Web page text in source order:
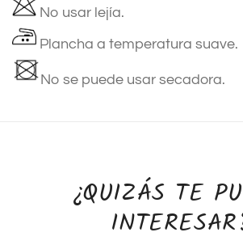
No usar lejía.
Plancha a temperatura suave.
No se puede usar secadora.
¿QUIZÁS TE